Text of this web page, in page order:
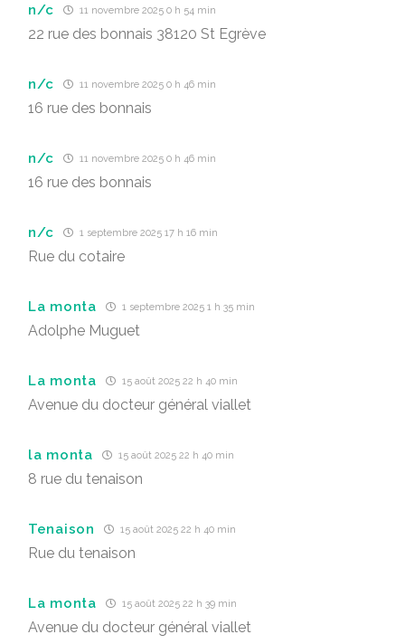
n/c 11 novembre 2025 0 h 54 min
22 rue des bonnais 38120 St Egrève
n/c 11 novembre 2025 0 h 46 min
16 rue des bonnais
n/c 11 novembre 2025 0 h 46 min
16 rue des bonnais
n/c 1 septembre 2025 17 h 16 min
Rue du cotaire
La monta 1 septembre 2025 1 h 35 min
Adolphe Muguet
La monta 15 août 2025 22 h 40 min
Avenue du docteur général viallet
la monta 15 août 2025 22 h 40 min
8 rue du tenaison
Tenaison 15 août 2025 22 h 40 min
Rue du tenaison
La monta 15 août 2025 22 h 39 min
Avenue du docteur général viallet